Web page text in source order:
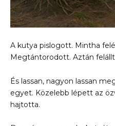
A kutya pislogott. Mintha
Megtántorodott. Aztán
És lassan, nagyon lassan
egyet. Közelebb lépett az
hajtotta.